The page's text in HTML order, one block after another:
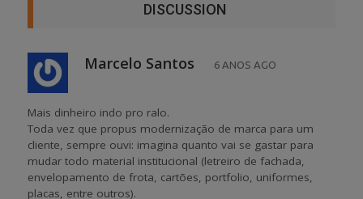
DISCUSSION
Marcelo Santos 6 ANOS AGO
Mais dinheiro indo pro ralo.
Toda vez que propus modernização de marca para um
cliente, sempre ouvi: imagina quanto vai se gastar para
mudar todo material institucional (letreiro de fachada,
envelopamento de frota, cartões, portfolio, uniformes,
placas, entre outros).